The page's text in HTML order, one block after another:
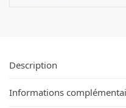
Description
Informations